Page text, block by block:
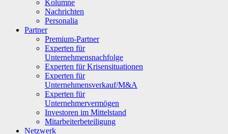
Kolumne
Nachrichten
Personalia
Partner
Premium-Partner
Experten für
Unternehmensnachfolge
Experten für Krisensituationen
Experten für
Unternehmensverkauf/M&A
Experten für
Unternehmervermögen
Investoren im Mittelstand
Mitarbeiterbeteiligung
Netzwerk